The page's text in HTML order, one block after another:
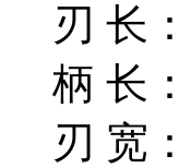
刃 长
柄 长
刃 宽